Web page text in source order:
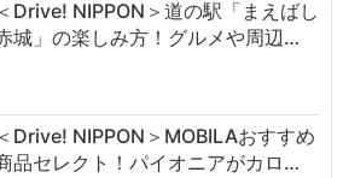
＜Drive! NIPPON＞道の駅「まえばし
城」の楽しみ方！グルメや周辺…
＜Drive! NIPPON＞MOBILAおすすめ
品セレクト！パイオニアがカロ…